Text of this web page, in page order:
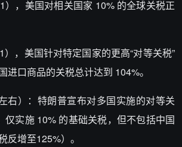
），美国对相关国家 10% 的全球关税正
，美国针对特定国家的更高“对等关税”
进口商品的关税总计达到 104%。
右）：特朗普宣布对多国实施的对等关
仅实施 10% 的基础关税，但不包括中国
反增至125%）。